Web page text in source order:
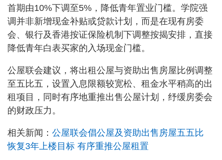
首期由10%下调至5%，降低青年置业门槛。学院强
调并非新增现金补贴或贷款计划，而是在现有房委
会、银行及香港按证保险机制下调整按揭安排，直接
降低青年白表买家的入场现金门槛。
公屋联会建议，将出租公屋与资助出售房屋比例调整
至五比五，设置入息限额较宽松、租金水平稍高的出
租项目，同时有序地重推出售公屋计划，纾缓房委会
的财政压力。
相关新闻： 公屋联会倡公屋及资助出售房屋五五比
恢复3年上楼目标 有序重推公屋租置